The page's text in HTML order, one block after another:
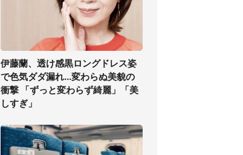
伊藤蘭、透け感黒ロングドレス姿
で色気ダダ漏れ...変わらぬ美貌の
衝撃 「ずっと変わらず綺麗」「美
しすぎ」